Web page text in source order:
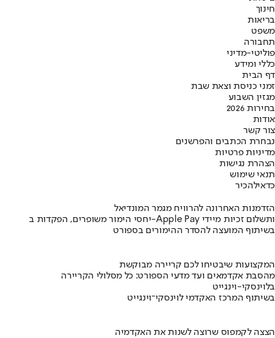
חינוך
בריאות
משפט
תחבורה
פוליטי-מדיני
כללי ומידע
דף הבית
זמני כניסת וצאת שבת
מגזין השבוע
בחירות 2026
אודות
צור קשר
נבחרת הכתבים והפרשנים
מדיניות פרטיות
הצהרת נגישות
תנאי שימוש
כדאילהכיר
הזדמנות האחרונה להרוויח מגמר המונדיאל
יחסי הימור משופרים, הפקדות ב-Apple Pay ותשלום זכיות מיידי
בשיתוף המועצה להסדר ההימורים בספורט
המקצועות שיבטיחו לכם קריירה מבוקשת
מהסבת אקדמאים ועד מדעי הספורט: כל מסלולי הקריירה
בלוינסקי-וינגייט
בשיתוף המרכז האקדמי לוינסקי־וינגייט
הצצה לקמפוס שרוצה לשנות את האקדמיה